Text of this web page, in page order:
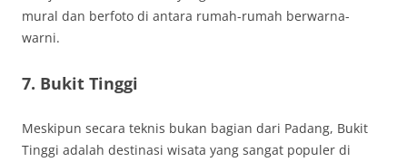
mural dan berfoto di antara rumah-rumah berwarna-
warni.
7. Bukit Tinggi
Meskipun secara teknis bukan bagian dari Padang, Bukit
Tinggi adalah destinasi wisata yang sangat populer di